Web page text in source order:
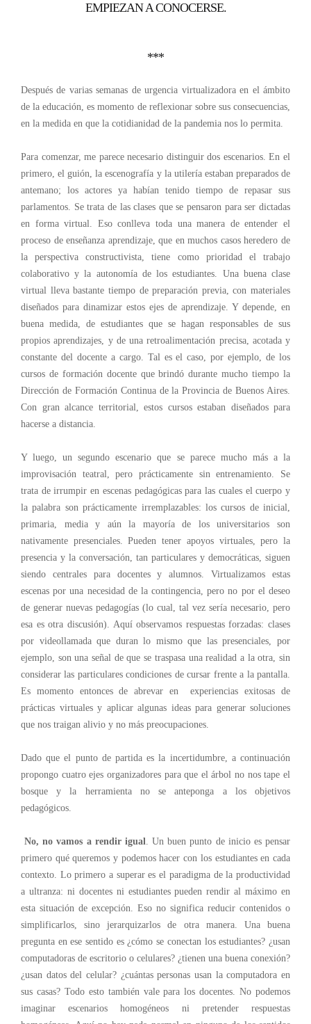
EMPIEZAN A CONOCERSE.
***
Después de varias semanas de urgencia virtualizadora en el ámbito
de la educación, es momento de reflexionar sobre sus consecuencias,
en la medida en que la cotidianidad de la pandemia nos lo permita.
Para comenzar, me parece necesario distinguir dos escenarios. En el
primero, el guión, la escenografía y la utilería estaban preparados de
antemano; los actores ya habían tenido tiempo de repasar sus
parlamentos. Se trata de las clases que se pensaron para ser dictadas
en forma virtual. Eso conlleva toda una manera de entender el
proceso de enseñanza aprendizaje, que en muchos casos heredero de
la perspectiva constructivista, tiene como prioridad el trabajo
colaborativo y la autonomía de los estudiantes. Una buena clase
virtual lleva bastante tiempo de preparación previa, con materiales
diseñados para dinamizar estos ejes de aprendizaje. Y depende, en
buena medida, de estudiantes que se hagan responsables de sus
propios aprendizajes, y de una retroalimentación precisa, acotada y
constante del docente a cargo. Tal es el caso, por ejemplo, de los
cursos de formación docente que brindó durante mucho tiempo la
Dirección de Formación Continua de la Provincia de Buenos Aires.
Con gran alcance territorial, estos cursos estaban diseñados para
hacerse a distancia.
Y luego, un segundo escenario que se parece mucho más a la
improvisación teatral, pero prácticamente sin entrenamiento. Se
trata de irrumpir en escenas pedagógicas para las cuales el cuerpo y
la palabra son prácticamente irremplazables: los cursos de inicial,
primaria, media y aún la mayoría de los universitarios son
nativamente presenciales. Pueden tener apoyos virtuales, pero la
presencia y la conversación, tan particulares y democráticas, siguen
siendo centrales para docentes y alumnos. Virtualizamos estas
escenas por una necesidad de la contingencia, pero no por el deseo
de generar nuevas pedagogías (lo cual, tal vez sería necesario, pero
esa es otra discusión). Aquí observamos respuestas forzadas: clases
por videollamada que duran lo mismo que las presenciales, por
ejemplo, son una señal de que se traspasa una realidad a la otra, sin
considerar las particulares condiciones de cursar frente a la pantalla.
Es momento entonces de abrevar en experiencias exitosas de
prácticas virtuales y aplicar algunas ideas para generar soluciones
que nos traigan alivio y no más preocupaciones.
Dado que el punto de partida es la incertidumbre, a continuación
propongo cuatro ejes organizadores para que el árbol no nos tape el
bosque y la herramienta no se anteponga a los objetivos
pedagógicos.
No, no vamos a rendir igual. Un buen punto de inicio es pensar
primero qué queremos y podemos hacer con los estudiantes en cada
contexto. Lo primero a superar es el paradigma de la productividad
a ultranza: ni docentes ni estudiantes pueden rendir al máximo en
esta situación de excepción. Eso no significa reducir contenidos o
simplificarlos, sino jerarquizarlos de otra manera. Una buena
pregunta en ese sentido es ¿cómo se conectan los estudiantes? ¿usan
computadoras de escritorio o celulares? ¿tienen una buena conexión?
¿usan datos del celular? ¿cuántas personas usan la computadora en
sus casas? Todo esto también vale para los docentes. No podemos
imaginar escenarios homogéneos ni pretender respuestas